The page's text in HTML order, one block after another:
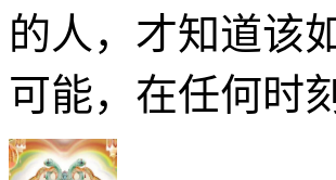
的人，才知道该
可能，在任何时